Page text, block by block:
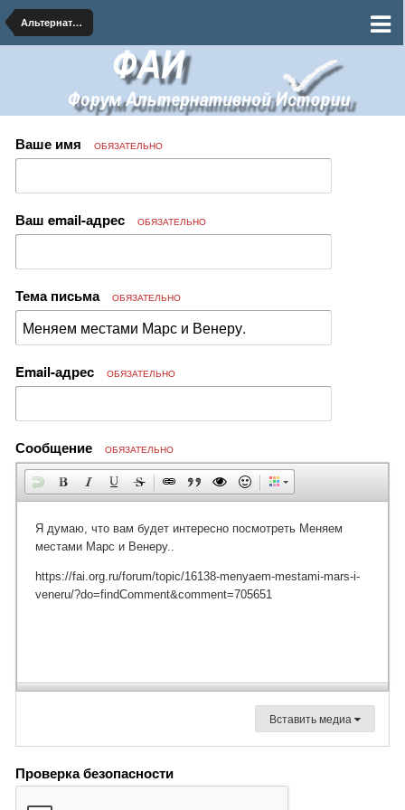
Альтернативная Астрономия и Космогония
Ваше имя ОБЯЗАТЕЛЬНО
Ваш email-адрес ОБЯЗАТЕЛЬНО
Тема письма ОБЯЗАТЕЛЬНО
Email-адрес ОБЯЗАТЕЛЬНО
Сообщение ОБЯЗАТЕЛЬНО
Вставить медиа
Проверка безопасности